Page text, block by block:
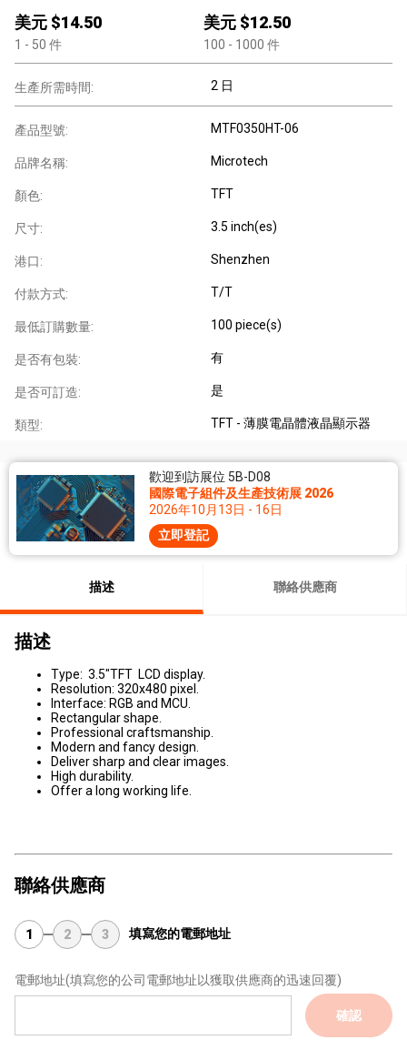
美元 $14.50
1 - 50 件
美元 $12.50
100 - 1000 件
生產所需時間: 2 日
產品型號: MTF0350HT-06
品牌名稱: Microtech
顏色: TFT
尺寸: 3.5 inch(es)
港口: Shenzhen
付款方式: T/T
最低訂購數量: 100 piece(s)
是否有包裝: 有
是否可訂造: 是
類型: TFT - 薄膜電晶體液晶顯示器
歡迎到訪展位 5B-D08
國際電子組件及生產技術展 2026
2026年10月13日 - 16日
立即登記
描述 聯絡供應商
描述
Type: 3.5"TFT LCD display.
Resolution: 320x480 pixel.
Interface: RGB and MCU.
Rectangular shape.
Professional craftsmanship.
Modern and fancy design.
Deliver sharp and clear images.
High durability.
Offer a long working life.
聯絡供應商
1 2 3 填寫您的電郵地址
電郵地址(填寫您的公司電郵地址以獲取供應商的迅速回覆)
確認